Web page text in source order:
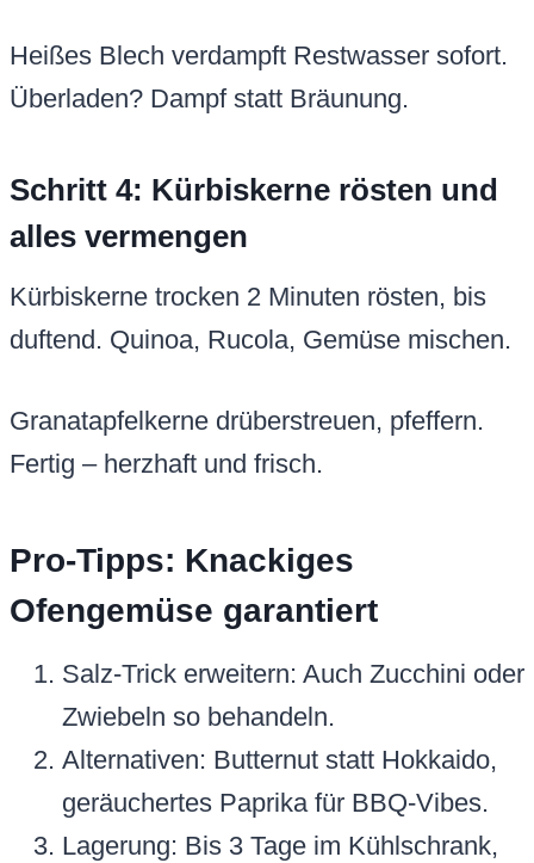
Heißes Blech verdampft Restwasser sofort.
Überladen? Dampf statt Bräunung.
Schritt 4: Kürbiskerne rösten und
alles vermengen
Kürbiskerne trocken 2 Minuten rösten, bis
duftend. Quinoa, Rucola, Gemüse mischen.
Granatapfelkerne drüberstreuen, pfeffern.
Fertig – herzhaft und frisch.
Pro-Tipps: Knackiges
Ofengemüse garantiert
Salz-Trick erweitern: Auch Zucchini oder
Zwiebeln so behandeln.
Alternativen: Butternut statt Hokkaido,
geräuchertes Paprika für BBQ-Vibes.
Lagerung: Bis 3 Tage im Kühlschrank,